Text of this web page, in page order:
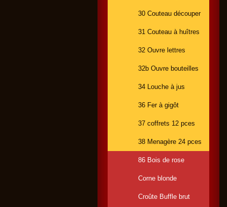
30 Couteau découper
31 Couteau à huîtres
32 Ouvre lettres
32b Ouvre bouteilles
34 Louche à jus
36 Fer à gigôt
37 coffrets 12 pces
38 Menagère 24 pces
86 Bois de rose
Corne blonde
Croûte Buffle brut